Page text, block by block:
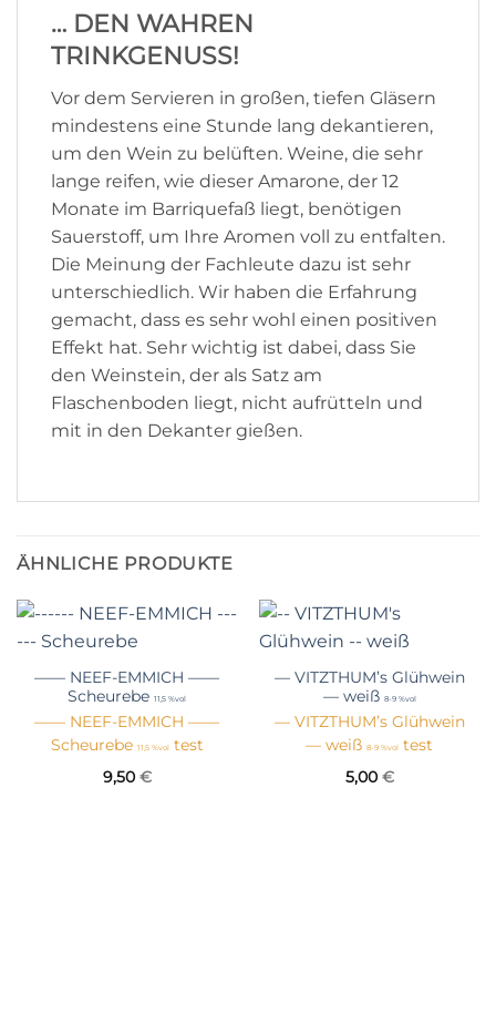
… DEN WAHREN
TRINKGENUSS!
Vor dem Servieren in großen, tiefen Gläsern
mindestens eine Stunde lang dekantieren,
um den Wein zu belüften. Weine, die sehr
lange reifen, wie dieser Amarone, der 12
Monate im Barriquefaß liegt, benötigen
Sauerstoff, um Ihre Aromen voll zu entfalten.
Die Meinung der Fachleute dazu ist sehr
unterschiedlich. Wir haben die Erfahrung
gemacht, dass es sehr wohl einen positiven
Effekt hat. Sehr wichtig ist dabei, dass Sie
den Weinstein, der als Satz am
Flaschenboden liegt, nicht aufrütteln und
mit in den Dekanter gießen.
ÄHNLICHE PRODUKTE
—— NEEF-EMMICH ——
Scheurebe 11,5 %vol
—— NEEF-EMMICH ——
Scheurebe 11,5 %voltest
9,50 €
— VITZTHUM’s Glühwein
— weiß 8-9 %vol
— VITZTHUM’s Glühwein
— weiß 8-9 %vol test
5,00 €